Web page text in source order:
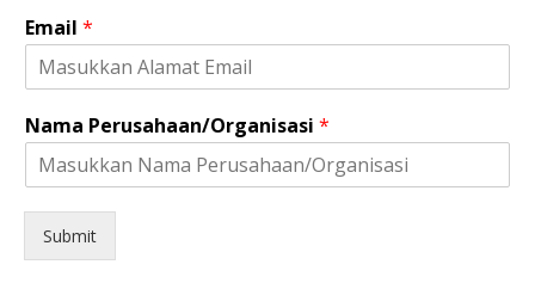
H
P
H
Email *
Nama Perusahaan/Organisasi *
Submit